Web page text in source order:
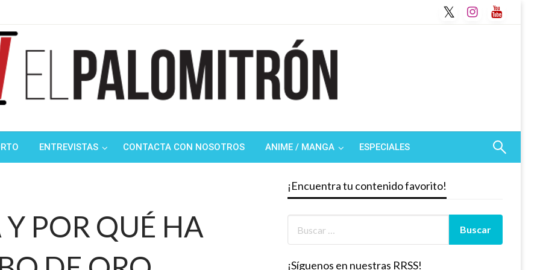
ENTREVISTAS CONTACTA CON NOSOTROS ANIME / MANGA ESPECIALES
POR QUÉ HA
¡Encuentra tu contenido favorito!
¡Síguenos en nuestras RRSS!